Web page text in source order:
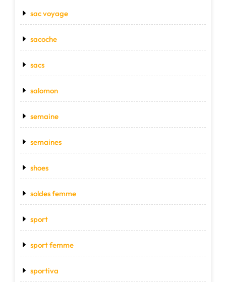
sac voyage
sacoche
sacs
salomon
semaine
semaines
shoes
soldes femme
sport
sport femme
sportiva